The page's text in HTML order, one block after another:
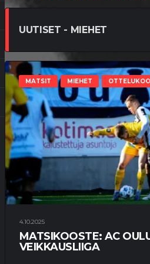
UUTISET - MIEHET
MATSIT MIEHET
4.10.2025
MATSIKOOSTE: AC
VEIKKAUSLIIGA